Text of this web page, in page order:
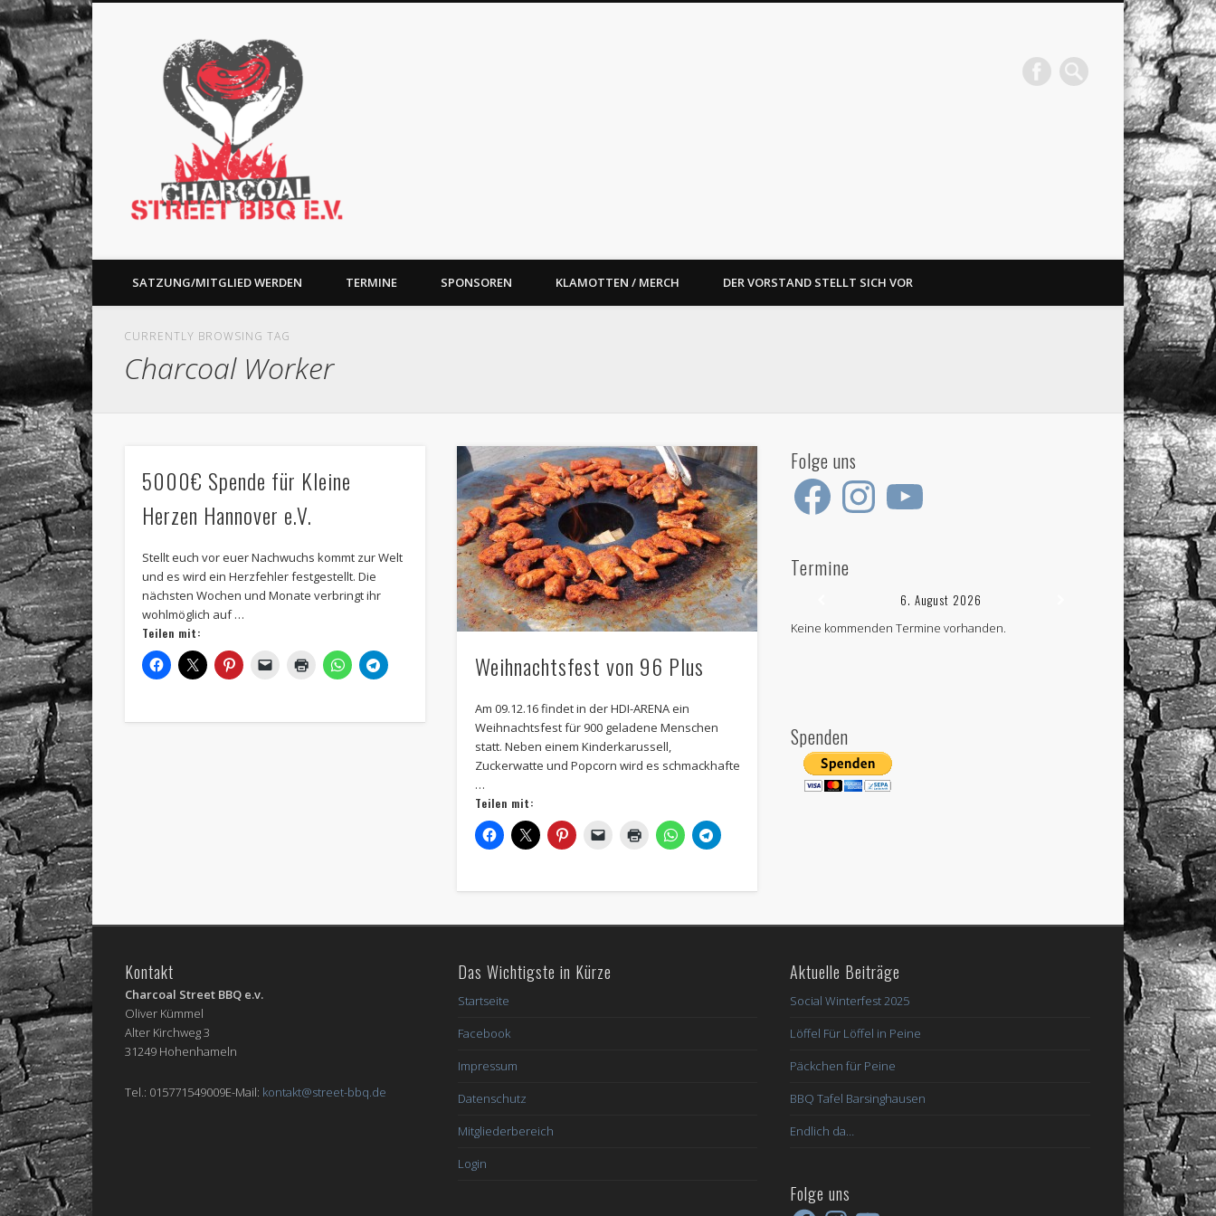
Charity and BBQ
Facebook
SATZUNG/MITGLIED WERDEN TERMINE SPONSOREN KLAMOTTEN / MERCH DER VORSTAND STELLT SICH VOR
CURRENTLY BROWSING TAG
Charcoal Worker
5000€ Spende für Kleine
Herzen Hannover e.V.
Stellt euch vor euer Nachwuchs kommt zur Welt
und es wird ein Herzfehler festgestellt. Die
nächsten Wochen und Monate verbringt ihr
wohlmöglich auf …
Teilen mit:
Weihnachtsfest von 96 Plus
Am 09.12.16 findet in der HDI-ARENA ein
Weihnachtsfest für 900 geladene Menschen
statt. Neben einem Kinderkarussell,
Zuckerwatte und Popcorn wird es schmackhafte
…
Teilen mit:
Folge uns
Facebook Instagram
Termine
6. August 2026
Keine kommenden Termine vorhanden.
Spenden
Kontakt
Charcoal Street BBQ e.v.
Oliver Kümmel
Alter Kirchweg 3
31249 Hohenhameln
Tel.: 015771549009E-Mail: kontakt@street-bbq.de
Das Wichtigste in Kürze
Startseite
Facebook
Impressum
Datenschutz
Mitgliederbereich
Login
Aktuelle Beiträge
Social Winterfest 2025
Löffel Für Löffel in Peine
Päckchen für Peine
BBQ Tafel Barsinghausen
Endlich da…
Folge uns
FacebookInstagramYouTube